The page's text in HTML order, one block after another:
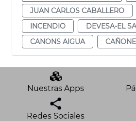
JUAN CARLOS CABALLERO
INCENDIO
DEVESA-EL
CANONS AIGUA
Nuestras Apps
Redes Sociales